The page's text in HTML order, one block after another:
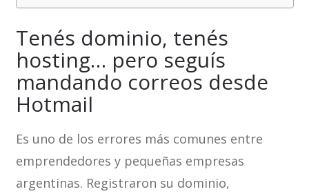
Tenés dominio, tenés
hosting… pero seguís
mandando correos desde
Hotmail
Es uno de los errores más comunes entre
emprendedores y pequeñas empresas
argentinas. Registraron su dominio,